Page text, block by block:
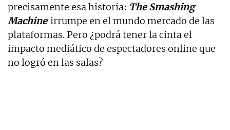
precisamente esa historia: The Smashing
Machine irrumpe en el mundo mercado de las
plataformas. Pero ¿podrá tener la cinta el
impacto mediático de espectadores online que
no logró en las salas?